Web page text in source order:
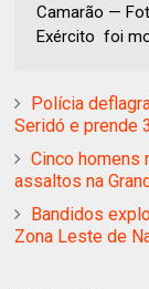
Camarão —
Exército foi
Polícia
Seridó e prende
Cinco homens
assaltos na
Bandidos
Zona Leste de